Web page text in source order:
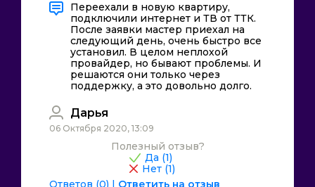
Переехали в новую квартиру,
подключили интернет и ТВ от ТТК.
После заявки мастер приехал на
следующий день, очень быстро все
установил. В целом неплохой
провайдер, но бывают проблемы. И
решаются они только через
поддержку, а это довольно долго.
Дарья
06 Октября 2020, 13:09
Полезный отзыв?
Да (1)
Нет (1)